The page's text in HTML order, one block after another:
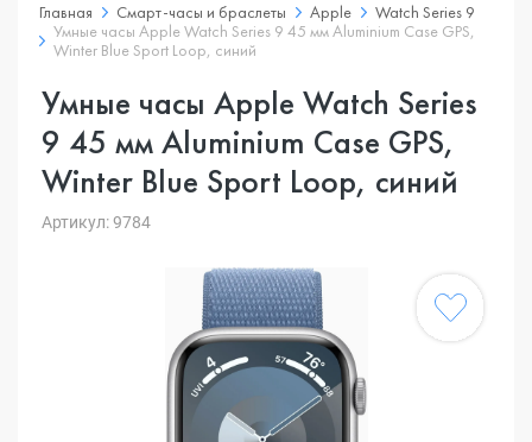
Главная Смарт-часы и браслеты Apple
Watch Series 9
Умные часы Apple Watch Series 9 45 мм Aluminium Case GPS,
Winter Blue Sport Loop, синий
Умные часы Apple Watch Series
9 45 мм Aluminium Case GPS,
Winter Blue Sport Loop, синий
Артикул: 9784